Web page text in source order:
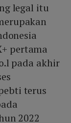
legal itu
pertama
pada akhir
terus
2022